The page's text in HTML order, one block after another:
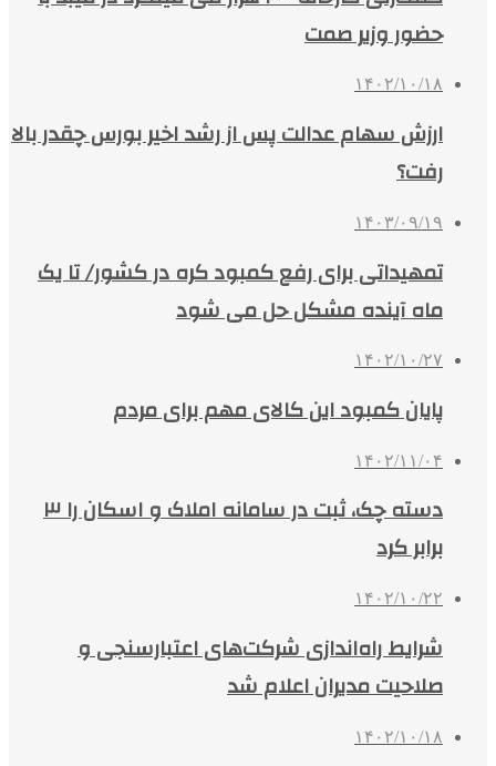
حضور وزیر صمت
۱۴۰۲/۱۰/۱۸
ارزش سهام عدالت پس از رشد اخیر بورس چقدر بالا
رفت؟
۱۴۰۳/۰۹/۱۹
تمهیداتی برای رفع کمبود کره در کشور/ تا یک
ماه آینده مشکل حل می شود
۱۴۰۲/۱۰/۲۷
پایان کمبود این کالای مهم برای مردم
۱۴۰۲/۱۱/۰۴
دسته چک، ثبت در سامانه املاک و اسکان را ۳
برابر کرد
۱۴۰۲/۱۰/۲۲
شرایط راه‌اندازی شرکت‌های اعتبارسنجی و
صلاحیت مدیران اعلام شد
۱۴۰۲/۱۰/۱۸